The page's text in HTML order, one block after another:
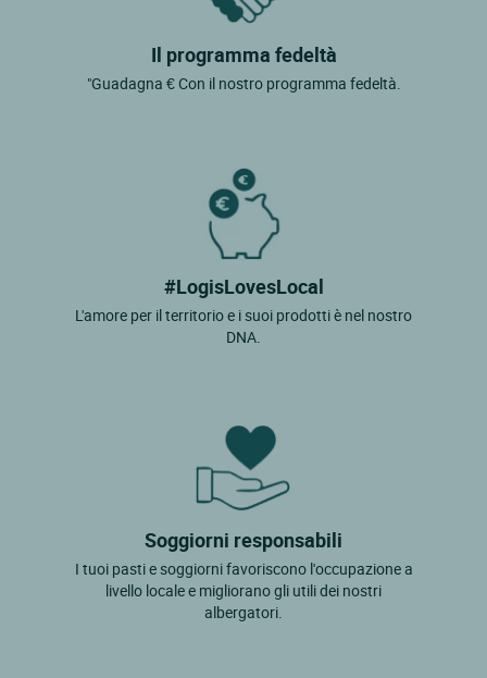
Il programma fedeltà
"Guadagna € Con il nostro programma fedeltà.
#LogisLovesLocal
L'amore per il territorio e i suoi prodotti è nel nostro
DNA.
Soggiorni responsabili
I tuoi pasti e soggiorni favoriscono l'occupazione a
livello locale e migliorano gli utili dei nostri
albergatori.